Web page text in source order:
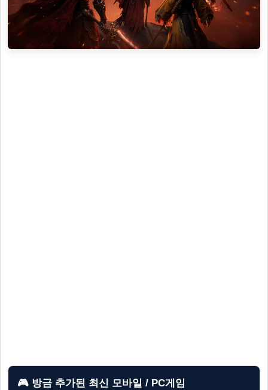
🎮 방금 추가된 최신 모바일 / PC게임